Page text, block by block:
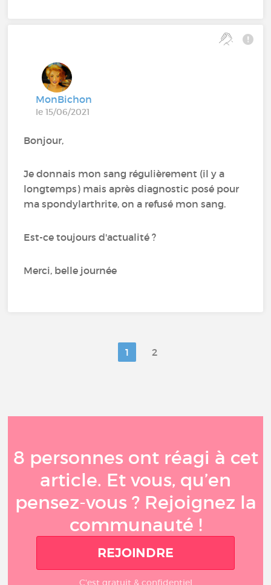
MonBichon
le 15/06/2021
Bonjour,
Je donnais mon sang régulièrement (il y a
longtemps) mais après diagnostic posé pour
ma spondylarthrite, on a refusé mon sang.
Est-ce toujours d'actualité ?
Merci, belle journée
1 2
8 personnes ont réagi à cet
article. Et vous, qu’en
pensez-vous ? Rejoignez la
communauté !
REJOINDRE
C'est gratuit & confidentiel